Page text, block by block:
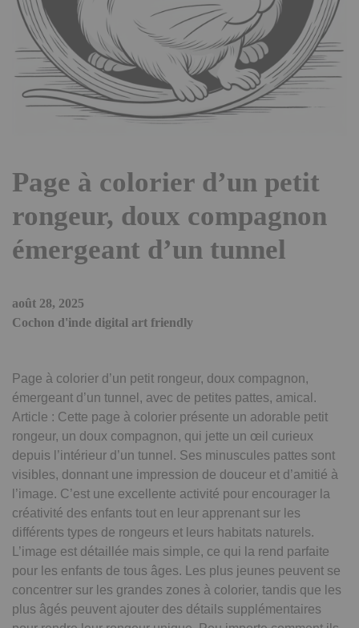
Page à colorier d’un petit
rongeur, doux compagnon
émergeant d’un tunnel
août 28, 2025
Cochon d'inde digital art friendly
Page à colorier d’un petit rongeur, doux compagnon,
émergeant d’un tunnel, avec de petites pattes, amical.
Article : Cette page à colorier présente un adorable petit
rongeur, un doux compagnon, qui jette un œil curieux
depuis l’intérieur d’un tunnel. Ses minuscules pattes sont
visibles, donnant une impression de douceur et d’amitié à
l’image. C’est une excellente activité pour encourager la
créativité des enfants tout en leur apprenant sur les
différents types de rongeurs et leurs habitats naturels.
L’image est détaillée mais simple, ce qui la rend parfaite
pour les enfants de tous âges. Les plus jeunes peuvent se
concentrer sur les grandes zones à colorier, tandis que les
plus âgés peuvent ajouter des détails supplémentaires